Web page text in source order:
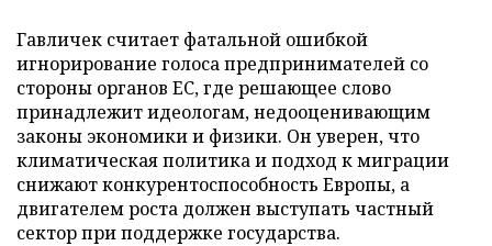
Гавличек считает фатальной ошибкой
игнорирование голоса предпринимателей со
стороны органов ЕС, где решающее слово
принадлежит идеологам, недооценивающим
законы экономики и физики. Он уверен, что
климатическая политика и подход к миграции
снижают конкурентоспособность Европы, а
двигателем роста должен выступать частный
сектор при поддержке государства.